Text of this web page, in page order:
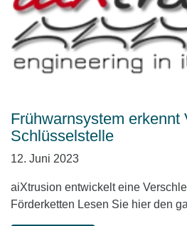
Frühwarnsystem erkennt
Schlüsselstelle
12. Juni 2023
aiXtrusion entwickelt eine
Förderketten Lesen Sie hier den